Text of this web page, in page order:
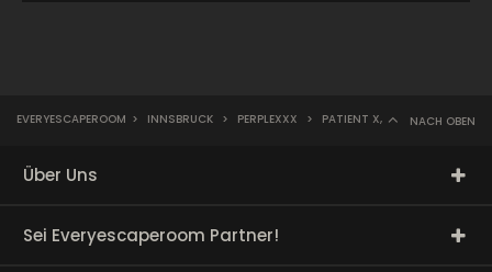
EVERYESCAPEROOM > INNSBRUCK > PERPLEXXX > PATIENT X, NACH OBEN
Über Uns
Sei Everyescaperoom Partner!